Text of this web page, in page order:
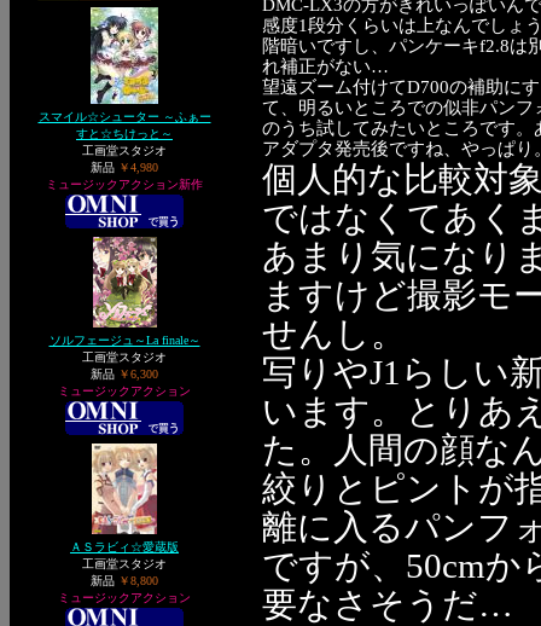
スマイル☆シューター ～ふぁー
すと☆ちけっと～
工画堂スタジオ
新品 ￥4,980
ミュージックアクション新作
ソルフェージュ～La finale～
工画堂スタジオ
新品 ￥6,300
ミュージックアクション
ＡＳラビィ☆愛蔵版
工画堂スタジオ
新品 ￥8,800
ミュージックアクション
DMC-LX3の方がきれいっぽいん
感度1段分くらいは上なんでしょ
階暗いですし、パンケーキf2.8は
れ補正がない…
望遠ズーム付けてD700の補助に
て、明るいところでの似非パンフ
のうち試してみたいところです。
アダプタ発売後ですね、やっぱり
個人的な比較対
ではなくてあく
あまり気になり
ますけど撮影モ
せんし。
写りやJ1らしい
います。とりあ
た。人間の顔な
絞りとピントが
離に入るパンフ
ですが、50cmか
要なさそうだ…